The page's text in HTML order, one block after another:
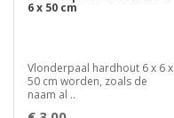
6 x 50 cm
Vlonderpaal hardhout 6 x 6 x
50 cm worden, zoals de
naam al ..